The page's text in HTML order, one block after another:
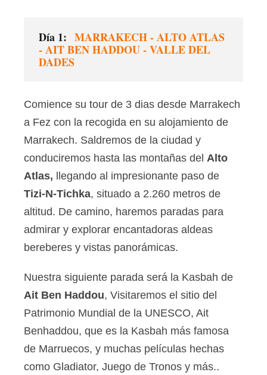
Día 1: MARRAKECH - ALTO ATLAS
- AIT BEN HADDOU - VALLE DEL
DADES
Comience su tour de 3 dias desde Marrakech
a Fez con la recogida en su alojamiento de
Marrakech. Saldremos de la ciudad y
conduciremos hasta las montañas del Alto
Atlas, llegando al impresionante paso de
Tizi-N-Tichka, situado a 2.260 metros de
altitud. De camino, haremos paradas para
admirar y explorar encantadoras aldeas
bereberes y vistas panorámicas.
Nuestra siguiente parada será la Kasbah de
Ait Ben Haddou, Visitaremos el sitio del
Patrimonio Mundial de la UNESCO, Ait
Benhaddou, que es la Kasbah más famosa
de Marruecos, y muchas películas hechas
como Gladiator, Juego de Tronos y más..